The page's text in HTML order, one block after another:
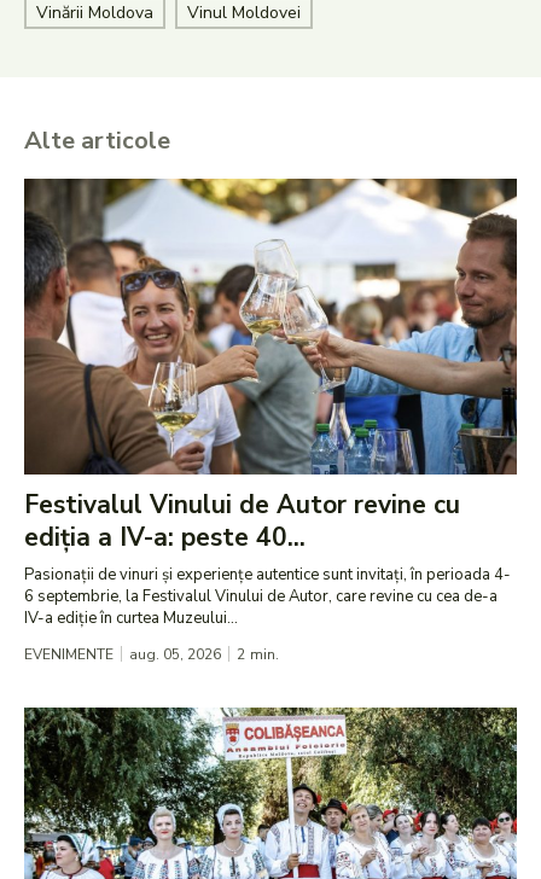
Vinării Moldova Vinul Moldovei
Alte articole
Festivalul Vinului de Autor revine cu
ediția a IV-a: peste 40...
Pasionații de vinuri și experiențe autentice sunt invitați, în perioada 4-
6 septembrie, la Festivalul Vinului de Autor, care revine cu cea de-a
IV-a ediție în curtea Muzeului...
EVENIMENTE aug. 05, 2026 2 min.